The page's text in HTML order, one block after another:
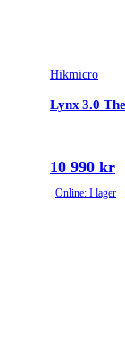
Hikmicro
Lynx 3.0
10 990 kr
Online: I lager